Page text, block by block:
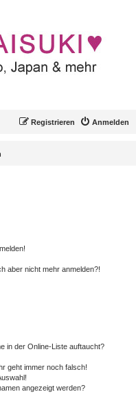
Anmelden
Registrieren
aber nicht mehr anmelden?!
in der Online-Liste auftaucht?
geht immer noch falsch!
angezeigt werden?